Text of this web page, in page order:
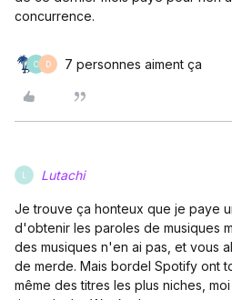
concurrence.
C D 7 personnes aiment ça
Lutachi
Je trouve ça honteux que je paye
d'obtenir les paroles de musiques
des musiques n'en ai pas, et vous
de merde. Mais bordel Spotify ont
même des titres les plus niches,